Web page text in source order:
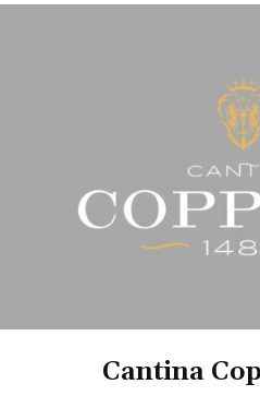
Cantina